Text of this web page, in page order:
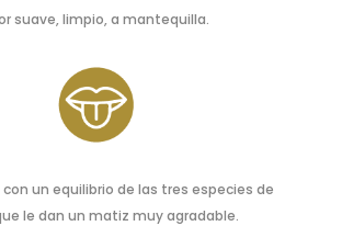
suave, limpio, a mantequilla.
con un equilibrio de las tres especies de
le dan un matiz muy agradable.